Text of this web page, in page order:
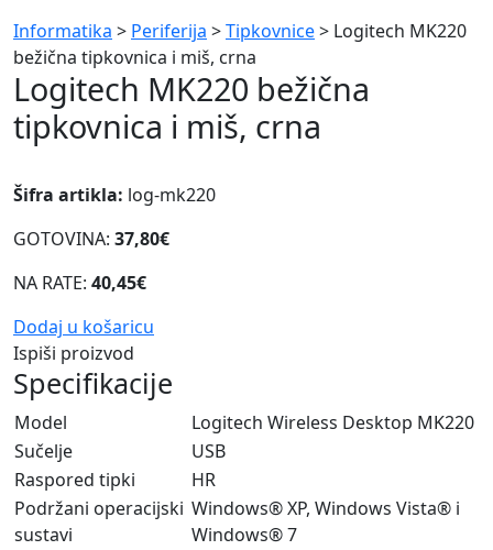
Informatika > Periferija >Tipkovnice> Logitech MK220
bežična tipkovnica i miš, crna
Logitech MK220 bežična
tipkovnica i miš, crna
Šifra artikla: log-mk220
GOTOVINA: 37,80€
NA RATE: 40,45€
Dodaj u košaricu
Ispiši proizvod
Specifikacije
Model
Logitech Wireless Desktop MK220
Sučelje
USB
Raspored tipki
HR
Podržani operacijski
sustavi
Windows® XP, Windows Vista® i
Windows® 7